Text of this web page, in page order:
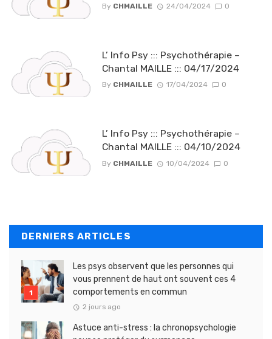
By CHMAILLE 24/04/2024 0
L’ Info Psy ::: Psychothérapie –
Chantal MAILLE ::: 04/17/2024
By CHMAILLE 17/04/2024 0
L’ Info Psy ::: Psychothérapie –
Chantal MAILLE ::: 04/10/2024
By CHMAILLE 10/04/2024 0
DERNIERS ARTICLES
Les psys observent que les personnes qui
vous prennent de haut ont souvent ces 4
comportements en commun
2 jours ago
Astuce anti-stress : la chronopsychologie